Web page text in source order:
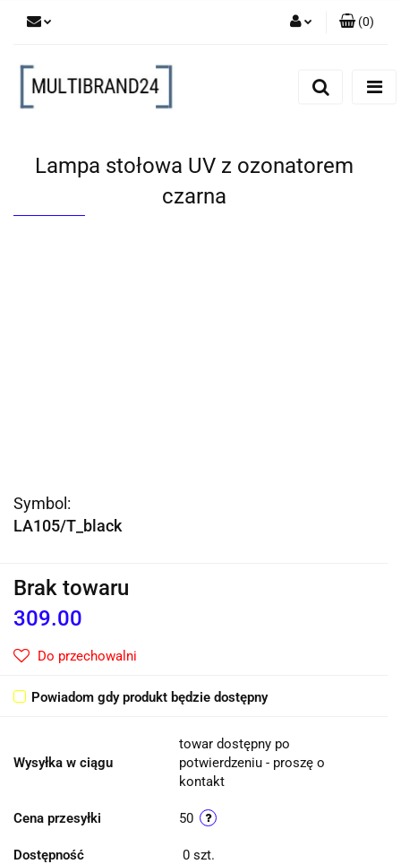
(0)
Lampa stołowa UV z ozonatorem
czarna
Symbol:
LA105/T_black
Brak towaru
309.00
Do przechowalni
Powiadom gdy produkt będzie dostępny
Wysyłka w ciągu
towar dostępny po
potwierdzeniu - proszę o
kontakt
Cena przesyłki 50
Dostępność 0 szt.